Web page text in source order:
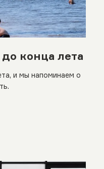
конца лета
и мы напоминаем о